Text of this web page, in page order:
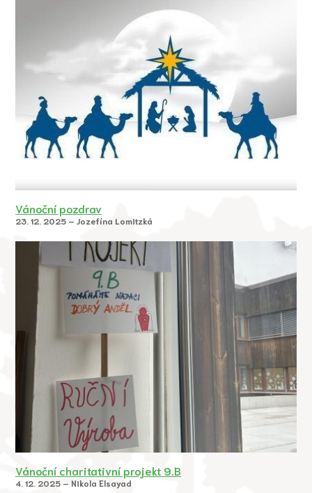
Vánoční pozdrav
23. 12. 2025 – Jozefína Lomitzká
Vánoční charitativní projekt 9.B
4. 12. 2025 – Nikola Elsayad